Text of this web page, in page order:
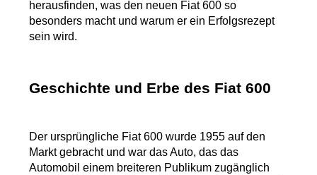
herausfinden, was den neuen Fiat 600 so
besonders macht und warum er ein Erfolgsrezept
sein wird.
Geschichte und Erbe des Fiat 600
Der ursprüngliche Fiat 600 wurde 1955 auf den
Markt gebracht und war das Auto, das das
Automobil einem breiteren Publikum zugänglich